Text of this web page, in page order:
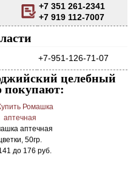
+7 351 261-2341
+7 919 112-7007
+7-951-126-71-07
целебный
покупают:
аптечная
50гр.
до 176 руб.